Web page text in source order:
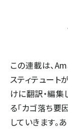
この連載は、
スティテュート
けに翻訳・編集
る「カゴ落ち要
していきます。